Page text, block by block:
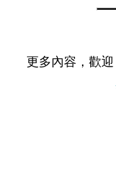
更多內容，歡迎